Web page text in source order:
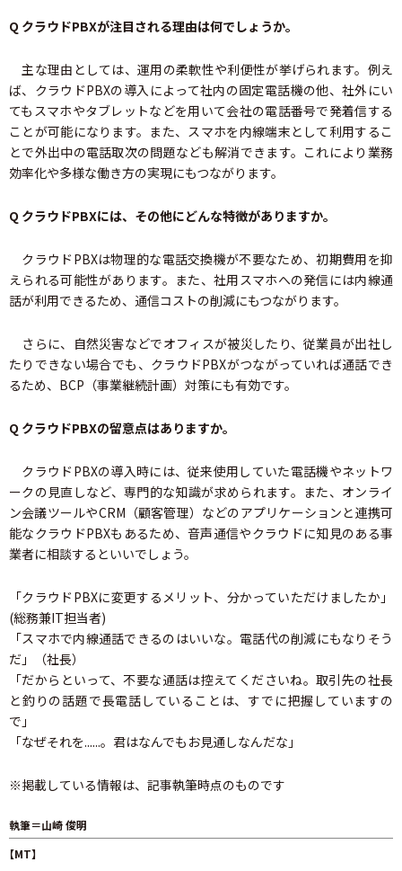
Q クラウドPBXが注目される理由は何でしょうか。
主な理由としては、運用の柔軟性や利便性が挙げられます。例え
ば、クラウドPBXの導入によって社内の固定電話機の他、社外にい
てもスマホやタブレットなどを用いて会社の電話番号で発着信する
ことが可能になります。また、スマホを内線端末として利用するこ
とで外出中の電話取次の問題なども解消できます。これにより業務
効率化や多様な働き方の実現にもつながります。
Q クラウドPBXには、その他にどんな特徴がありますか。
クラウドPBXは物理的な電話交換機が不要なため、初期費用を抑
えられる可能性があります。また、社用スマホへの発信には内線通
話が利用できるため、通信コストの削減にもつながります。
さらに、自然災害などでオフィスが被災したり、従業員が出社し
たりできない場合でも、クラウドPBXがつながっていれば通話でき
るため、BCP（事業継続計画）対策にも有効です。
Q クラウドPBXの留意点はありますか。
クラウドPBXの導入時には、従来使用していた電話機やネットワ
ークの見直しなど、専門的な知識が求められます。また、オンライ
ン会議ツールやCRM（顧客管理）などのアプリケーションと連携可
能なクラウドPBXもあるため、音声通信やクラウドに知見のある事
業者に相談するといいでしょう。
「クラウドPBXに変更するメリット、分かっていただけましたか」
(総務兼IT担当者)
「スマホで内線通話できるのはいいな。電話代の削減にもなりそう
だ」（社長）
「だからといって、不要な通話は控えてくださいね。取引先の社長
と釣りの話題で長電話していることは、すでに把握していますの
で」
「なぜそれを......。君はなんでもお見通しなんだな」
※掲載している情報は、記事執筆時点のものです
執筆＝山崎 俊明
【MT】